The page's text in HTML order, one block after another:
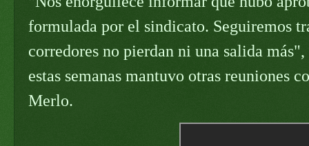
formulada por el sindicato. Seguiremos
corredores no pierdan ni una salida
estas semanas mantuvo otras reuniones
Merlo.